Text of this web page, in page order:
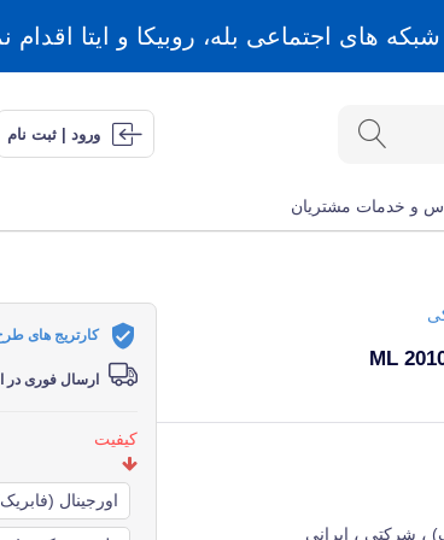
های اجتماعی بله، روبیکا و ایتا اقدام
ورود | ثبت نام
و خدمات مشتریان
، شرکتی ، ایرانی
کارتریج های
ارسال فوری در
کیفیت
اورجینال